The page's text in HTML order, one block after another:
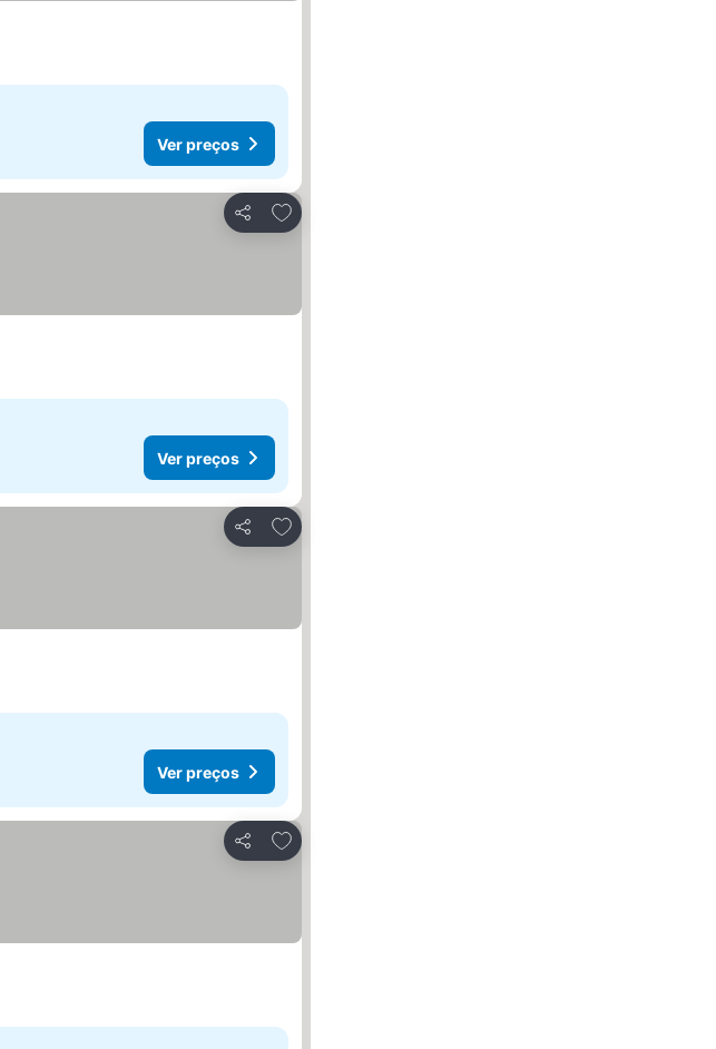
Ver preços
Partilhar
Adicionar aos favoritos
Ver preços
Partilhar
Adicionar aos favoritos
Ver preços
Partilhar
Adicionar aos favoritos